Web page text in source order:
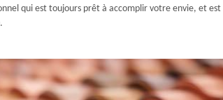
qui est toujours prêt à accomplir votre envie, et